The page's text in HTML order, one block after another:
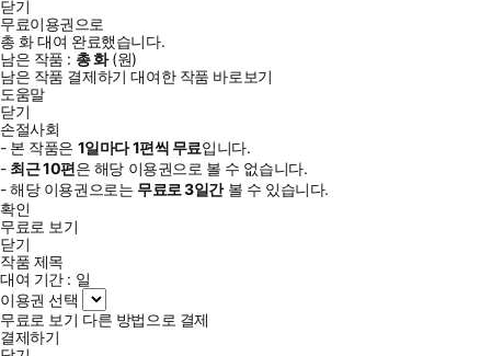
닫기
무료이용권으로
총 화대여 완료했습니다.
남은 작품 : 총화(원)
남은 작품 결제하기 대여한 작품 바로보기
도움말
닫기
손절사회
- 본 작품은 1일마다1편씩 무료입니다.
- 최근10편은 해당 이용권으로 볼 수 없습니다.
- 해당 이용권으로는 무료로3일간볼 수 있습니다.
확인
무료로 보기
닫기
작품 제목
대여 기간 : 일
이용권 선택
무료로 보기 다른 방법으로 결제
결제하기